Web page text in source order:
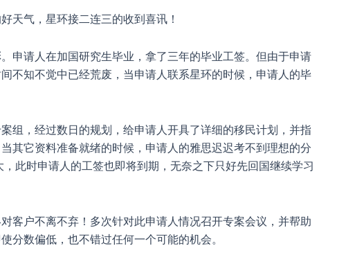
天气，星环接二连三的收到喜讯！
申请人在加国研究生毕业，拿了三年的毕业工签。但由于申请
不知不觉中已经荒废，当申请人联系星环的时候，申请人的毕
组，经过数日的规划，给申请人开具了详细的移民计划，并指
其它资料准备就绪的时候，申请人的雅思迟迟考不到理想的分
此时申请人的工签也即将到期，无奈之下只好先回国继续学习
客户不离不弃！多次针对此申请人情况召开专案会议，并帮助
分数偏低，也不错过任何一个可能的机会。